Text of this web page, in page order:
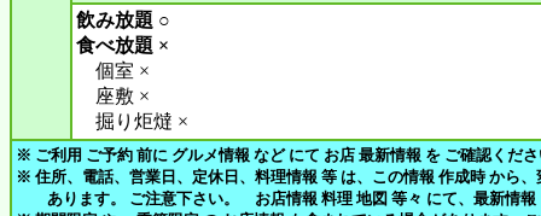
飲み放題 ○
食べ放題 ×
個室 ×
座敷 ×
掘り炬燵 ×
※ ご利用 ご予約 前に グルメ情報 など にて お店 最新情報 を ご確認くだ
※ 住所、電話、営業日、定休日、料理情報 等 は、この情報 作成時 から
あります。 ご注意下さい。 お店情報 料理 地図 等々 にて、最新情報